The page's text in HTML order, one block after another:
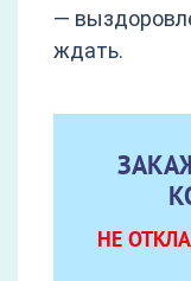
—
ждать.
НЕ